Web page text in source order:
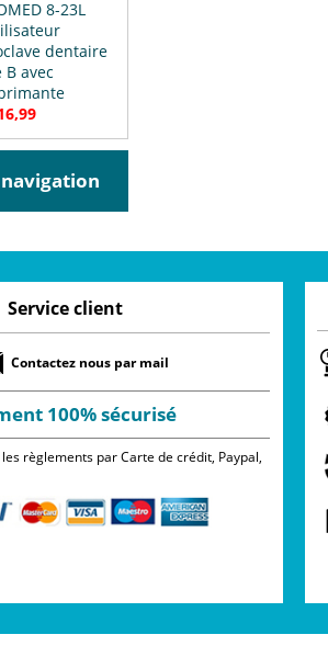
8-23L
dentaire
B avec
Service client
Contactez nous par mail
100% sécurisé
règlements par Carte de crédit, Paypal,